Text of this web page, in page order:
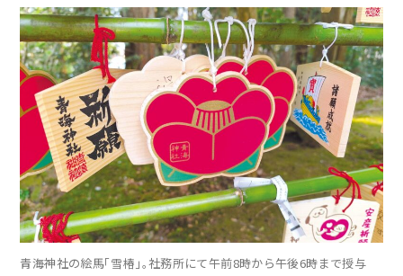
青海神社の絵馬「雪椿」。社務所にて午前8時から午後6時まで授与